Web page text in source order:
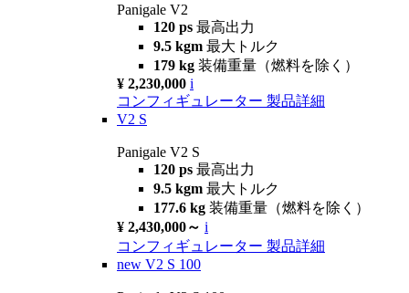
Panigale V2
120 ps 最高出力
9.5 kgm 最大トルク
179 kg 装備重量（燃料を除く）
¥ 2,230,000 i
コンフィギュレーター 製品詳細
V2 S
Panigale V2 S
120 ps 最高出力
9.5 kgm 最大トルク
177.6 kg 装備重量（燃料を除く）
¥ 2,430,000～ i
コンフィギュレーター 製品詳細
new V2 S 100